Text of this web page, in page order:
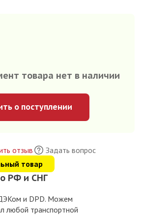
товара нет в наличии
о поступлении
отзыв
Задать вопрос
товар
РФ и СНГ
и DPD. Можем
любой транспортной